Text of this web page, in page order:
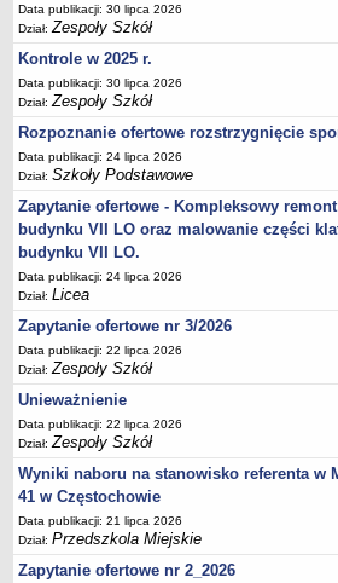
Statut
Majątek
Godziny dyżurów
Ogłoszenia
Zarządzenia
Rejestry, ewidencje, archiwa
Kontrole
PONOWNE WYKORZYSTYWANIE
Sprawozdania
Deklaracja dostępności
DEKLARACJA DOSTĘPNOŚCI
OŚWIADCZENIA MAJĄTKOWE
PONOWNE WYKORZYSTYWANIE
UDOSTĘPNIANIE INFORMACJI PUBLICZNEJ
OCHRONA DANYCH OSOBOWYCH
Data publikacji: 30 lipca 2026
Dział:Zespoły Szkół
Kontrole w 2025 r.
Data publikacji: 30 lipca 2026
Dział:Zespoły Szkół
Rozpoznanie ofertowe rozstrzygnięcie
Data publikacji: 24 lipca 2026
Dział:Szkoły Podstawowe
Zapytanie ofertowe - Kompleksowy
budynku VII LO oraz malowanie części
budynku VII LO.
Data publikacji: 24 lipca 2026
Dział:Licea
Zapytanie ofertowe nr 3/2026
Data publikacji: 22 lipca 2026
Dział:Zespoły Szkół
Unieważnienie
Data publikacji: 22 lipca 2026
Dział:Zespoły Szkół
Wyniki naboru na stanowisko referenta w
41 w Częstochowie
Data publikacji: 21 lipca 2026
Dział:Przedszkola Miejskie
Zapytanie ofertowe nr 2_2026